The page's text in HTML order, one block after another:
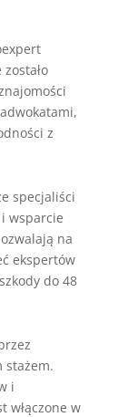
z
specjaliści
wsparcie
na
ekspertów
do 48
stażem.
i
włączone w